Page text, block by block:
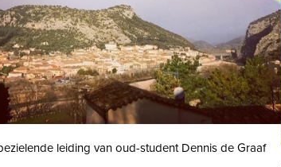
leiding van oud-student Dennis de Graaf